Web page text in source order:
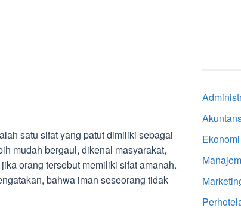
satu sifat yang patut dimiliki sebagai
mudah bergaul, dikenal masyarakat,
orang tersebut memiliki sifat amanah.
bahwa iman seseorang tidak
Ekonomi